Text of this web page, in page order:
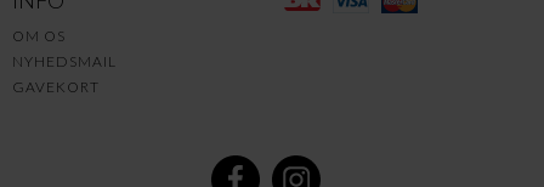
OM OS
NYHEDSMAIL
GAVEKORT